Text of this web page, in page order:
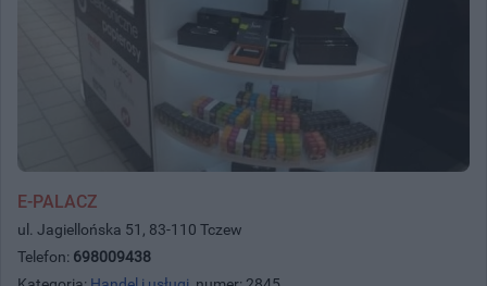
E-PALACZ
ul. Jagiellońska 51, 83-110 Tczew
Telefon: 698009438